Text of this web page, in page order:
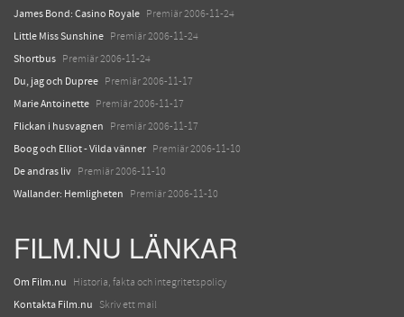
James Bond: Casino Royale Premiär 2006-11-24
Little Miss Sunshine Premiär 2006-11-24
Shortbus Premiär 2006-11-24
Du, jag och Dupree Premiär 2006-11-17
Marie Antoinette Premiär 2006-11-17
Flickan i husvagnen Premiär 2006-11-17
Boog och Elliot - Vilda vänner Premiär 2006-11-10
De andras liv Premiär 2006-11-10
Wallander: Hemligheten Premiär 2006-11-10
FILM.NU LÄNKAR
Om Film.nu Historia, fakta och integritetspolicy
Kontakta Film.nu Skriv ett mail